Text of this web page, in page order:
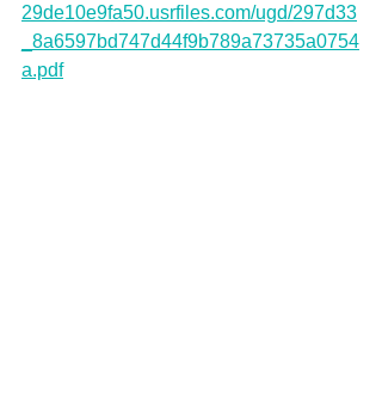
29de10e9fa50.usrfiles.com/ugd/297d33
_8a6597bd747d44f9b789a73735a0754
a.pdf